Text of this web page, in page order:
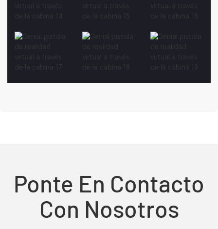
Ponte En Contacto
Con Nosotros